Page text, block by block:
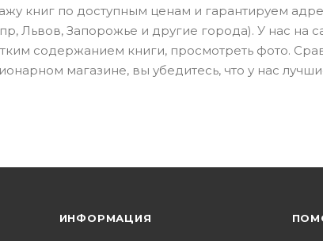
книг по доступным ценам и гарантируем
Львов, Запорожье и другие города). У нас на
содержанием книги, просмотреть фото.
магазине, вы убедитесь, что у нас
ИНФОРМАЦИЯ